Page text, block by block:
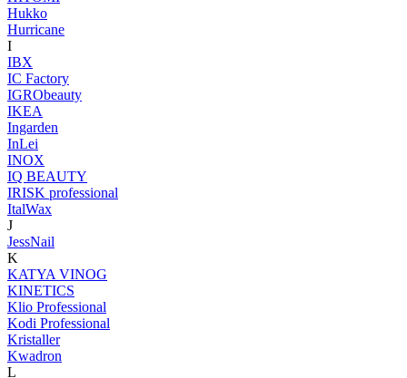
Hukko
Hurricane
I
IBX
IC Factory
IGRObeauty
IKEA
Ingarden
InLei
INOX
IQ BEAUTY
IRISK professional
ItalWax
J
JessNail
K
KATYA VINOG
KINETICS
Klio Professional
Kodi Professional
Kristaller
Kwadron
L